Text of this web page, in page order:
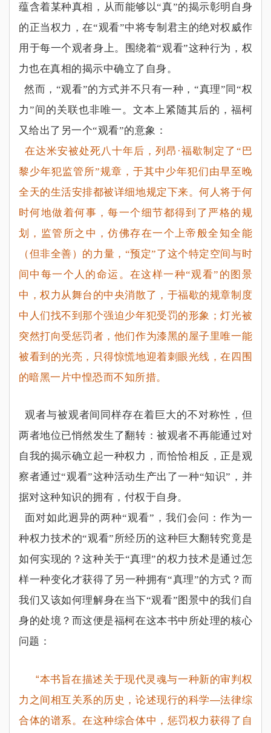
蕴含着某种真相，从而能够以“真”的揭示彰明自身
的正当权力，在“观看”中将专制君主的绝对权威作
用于每一个观者身上。围绕着“观看”这种行为，权
力也在真相的揭示中确立了自身。
然而，“观看”的方式并不只有一种，“真理”同 “权
力”间的关联也非唯一。文本上紧随其后的，福柯
又给出了另一个“观看”的意象：
在达米安被处死八十年后，列昂 ·福歇制定了 “巴
黎少年犯监管所”规章，于其中少年犯们由早至晚
全天的生活安排都被详细地规定下来。何人将于何
时何地做着何事，每一个细节都得到了严格的规
划，监管所之中，仿佛存在一个上帝般全知全能
（但非全善）的力量， “预定”了这个特定空间与时
间中每一个人的命运。在这样一种“观看” 的图景
中，权力从舞台的中央消散了，于福歇的规章制度
中人们找不到那个强迫少年犯受罚的形象；灯光被
突然打向受惩罚者，他们作为漆黑的屋子里唯一能
被看到的光亮，只得惊慌地迎着刺眼光线，在四围
的暗黑一片中惶恐而不知所措。
观者与被观者间同样存在着巨大的不对称性，但
两者地位已悄然发生了翻转：被观者不再能通过对
自我的揭示确立起一种权力，而恰恰相反，正是观
察者通过“观看”这种活动生产出了一种“知识” ，并
据对这种知识的拥有，付权于自身。
面对如此迥异的两种“观看” ，我们会问：作为一
种权力技术的“观看” 所经历的这种巨大翻转究竟是
如何实现的？这种关于“真理”的权力技术是通过怎
样一种变化才获得了另一种拥有“真理”的方式？而
我们又该如何理解身在当下“观看”图景中的我们自
身的处境？而这便是福柯在这本书中所处理的核心
问题：
“本书旨在描述关于现代灵魂与一种新的审判权
力之间相互关系的历史，论述现行的科学—法律综
合体的谱系。在这种综合体中，惩罚权力获得了自